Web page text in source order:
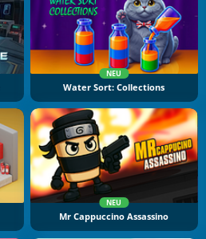
NEU
Water Sort: Collections
NEU
Mr Cappuccino Assassino